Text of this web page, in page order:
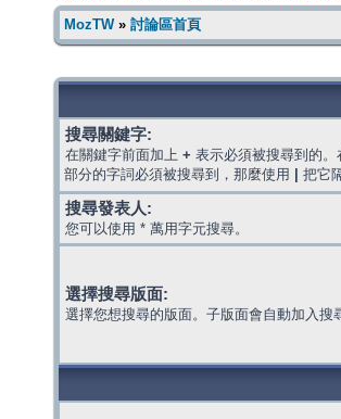
MozTW» 討論區首頁
搜尋關鍵字:
在關鍵字前面加上 + 表示必須被搜尋到的
部分的字詞必須被搜尋到，那麼使用
把它
搜尋發表人:
您可以使用 * 萬用字元搜尋。
選擇搜尋版面:
選擇您想搜尋的版面。子版面會自動加入搜